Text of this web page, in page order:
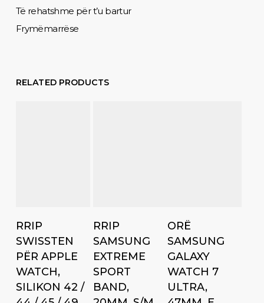
Të rehatshme për t’u bartur
Frymëmarrëse
RELATED PRODUCTS
Add to cart
RRIP
SWISSTEN
PËR APPLE
WATCH,
SILIKON 42 /
Add to cart
RRIP
SAMSUNG
EXTREME
SPORT
BAND,
Add to cart
ORË
SAMSUNG
GALAXY
WATCH 7
ULTRA,